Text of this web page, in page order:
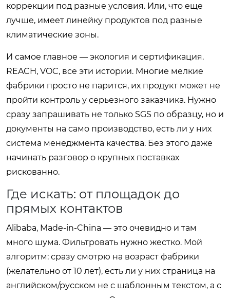
коррекции под разные условия. Или, что еще
лучше, имеет линейку продуктов под разные
климатические зоны.
И самое главное — экология и сертификация.
REACH, VOC, все эти истории. Многие мелкие
фабрики просто не парится, их продукт может не
пройти контроль у серьезного заказчика. Нужно
сразу запрашивать не только SGS по образцу, но и
документы на само производство, есть ли у них
система менеджмента качества. Без этого даже
начинать разговор о крупных поставках
рискованно.
Где искать: от площадок до
прямых контактов
Alibaba, Made-in-China — это очевидно и там
много шума. Фильтровать нужно жестко. Мой
алгоритм: сразу смотрю на возраст фабрики
(желательно от 10 лет), есть ли у них страница на
английском/русском не с шаблонным текстом, а с